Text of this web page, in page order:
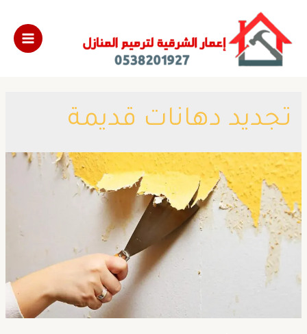
تجديد دهانات قديمة